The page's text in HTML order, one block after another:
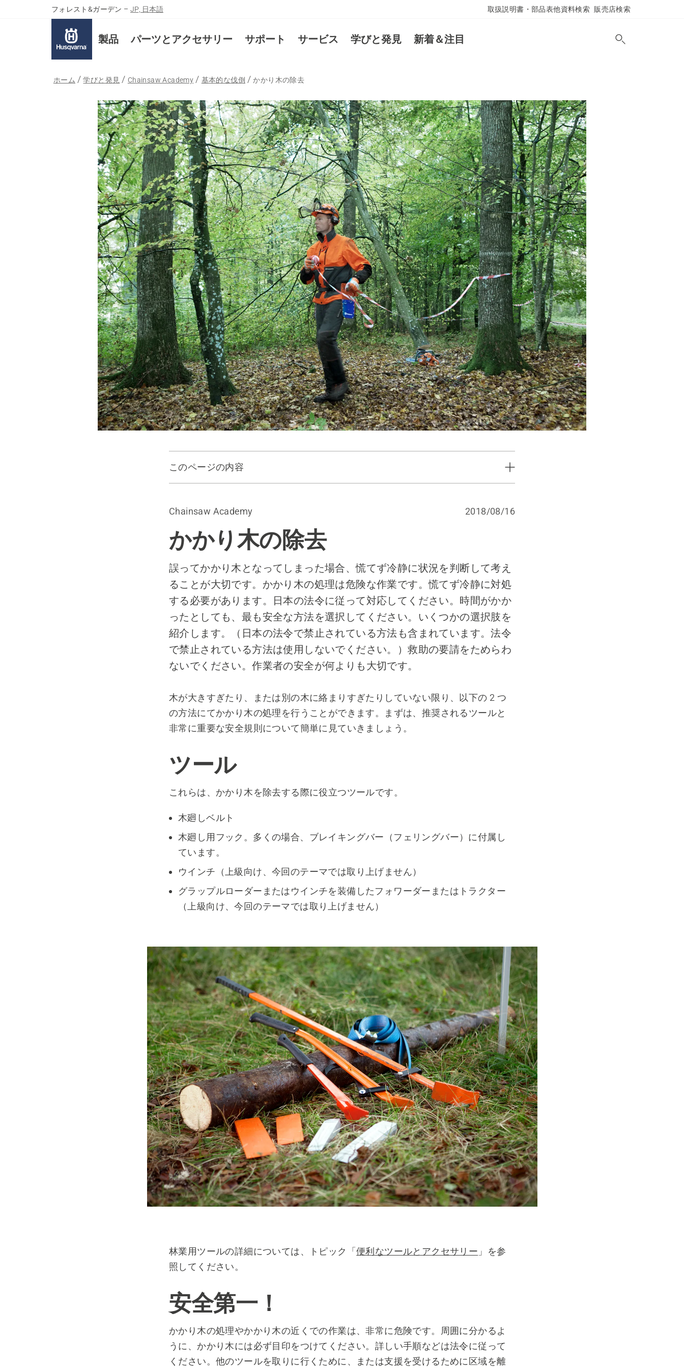
フォレスト&ガーデン – JP, 日本語 取扱説明書・部品表他資料検索 販売店検索
製品 パーツとアクセサリー サポート サービス 学びと発見 新着＆注目
ホーム 学びと発見 Chainsaw Academy 基本的な伐倒 かかり木の除去
このページの内容
ツール
木廻し方式
ステップダウン方式（日本の法令では禁止されていますので使用しないでください
Chainsaw Academy 2018/08/16
かかり木の除去
誤ってかかり木となってしまった場合、慌てず冷静に状況を判断して考え
ることが大切です。かかり木の処理は危険な作業です。慌てず冷静に対処
する必要があります。日本の法令に従って対応してください。時間がかか
ったとしても、最も安全な方法を選択してください。いくつかの選択肢を
紹介します。（日本の法令で禁止されている方法も含まれています。法令
で禁止されている方法は使用しないでください。）救助の要請をためらわ
ないでください。作業者の安全が何よりも大切です。
木が大きすぎたり、または別の木に絡まりすぎたりしていない限り、以下の 2 つ
の方法にてかかり木の処理を行うことができます。まずは、推奨されるツールと
非常に重要な安全規則について簡単に見ていきましょう。
ツール
これらは、かかり木を除去する際に役立つツールです。
木廻しベルト
木廻し用フック。多くの場合、ブレイキングバー（フェリングバー）に付属し
ています。
ウインチ（上級向け、今回のテーマでは取り上げません）
グラップルローダーまたはウインチを装備したフォワーダーまたはトラクター
（上級向け、今回のテーマでは取り上げません）
林業用ツールの詳細については、トピック「 便利なツールとアクセサリー 」を参
照してください。
安全第一！
かかり木の処理やかかり木の近くでの作業は、非常に危険です。周囲に分かるよ
うに、かかり木には必ず目印をつけてください。詳しい手順などは法令に従って
ください。他のツールを取りに行くために、または支援を受けるために区域を離